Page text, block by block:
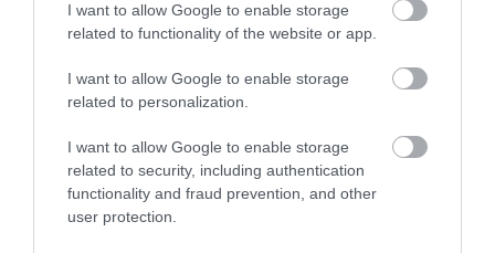
I want to allow Google to enable storage
related to functionality of the website or app.
I want to allow Google to enable storage
related to personalization.
I want to allow Google to enable storage
related to security, including authentication
functionality and fraud prevention, and other
user protection.